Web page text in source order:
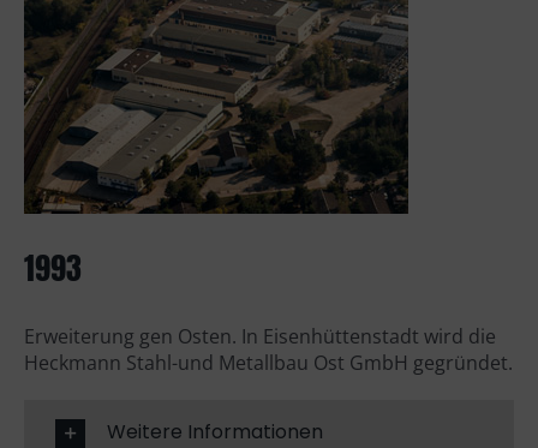
1993
Erweiterung gen Osten. In Eisenhüttenstadt wird die
Heckmann Stahl-und Metallbau Ost GmbH gegründet.
Weitere Informationen